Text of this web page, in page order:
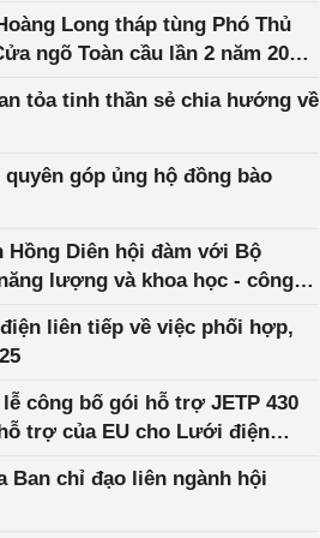
Long tháp tùng Phó Thủ
ngõ Toàn cầu lần 2 năm 2025
tỏa tinh thần sẻ chia hướng về
góp ủng hộ đồng bào
Diên hội đàm với Bộ
lượng và khoa học - công
liên tiếp về việc phối hợp,
công bố gói hỗ trợ JETP 430
trợ của EU cho Lưới điện
Ban chỉ đạo liên ngành hội